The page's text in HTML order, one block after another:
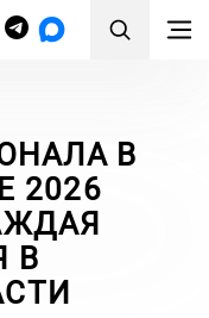
В
2026
В